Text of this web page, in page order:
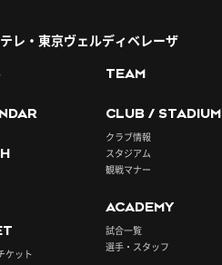
レ・東京ヴェルディベレーザ
ケット
TEAM
CLUB / STADIUM
クラブ情報
スタジアム
観戦マナー
ACADEMY
試合一覧
選手・スタッフ